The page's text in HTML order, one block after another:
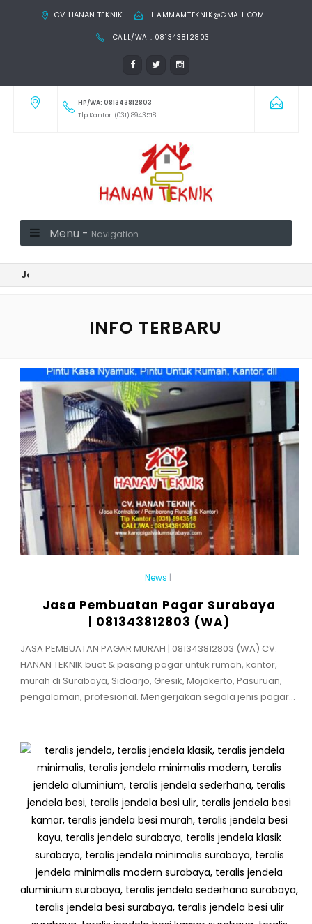
CV. HANAN TEKNIK HAMMAMTEKNIK@GMAIL.COM
CALL/WA : 081343812803
HP/WA: 081343812803
Tlp Kantor: (031) 8943518
Menu - Navigation
Jasa Pembuatan Teralis Jendela Surabaya | 081343812803
INFO TERBARU
News |
Jasa Pembuatan Pagar Surabaya
| 081343812803 (WA)
JASA PEMBUATAN PAGAR MURAH | 081343812803 (WA) CV.
HANAN TEKNIK buat & pasang pagar untuk rumah, kantor,
murah di Surabaya, Sidoarjo, Gresik, Mojokerto, Pasuruan,
pengalaman, profesional. Mengerjakan segala jenis pagar...